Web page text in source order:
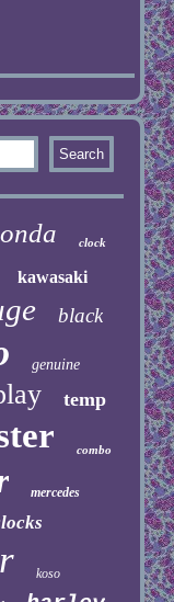
clock
kawasaki
black
genuine
temp
combo
mercedes
koso